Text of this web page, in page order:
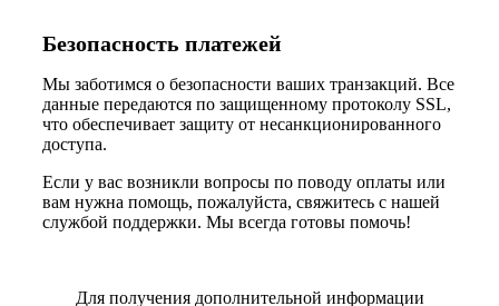
Безопасность платежей
Мы заботимся о безопасности ваших транзакций. Все
данные передаются по защищенному протоколу SSL,
что обеспечивает защиту от несанкционированного
доступа.
Если у вас возникли вопросы по поводу оплаты или
вам нужна помощь, пожалуйста, свяжитесь с нашей
службой поддержки. Мы всегда готовы помочь!
Для получения дополнительной информации